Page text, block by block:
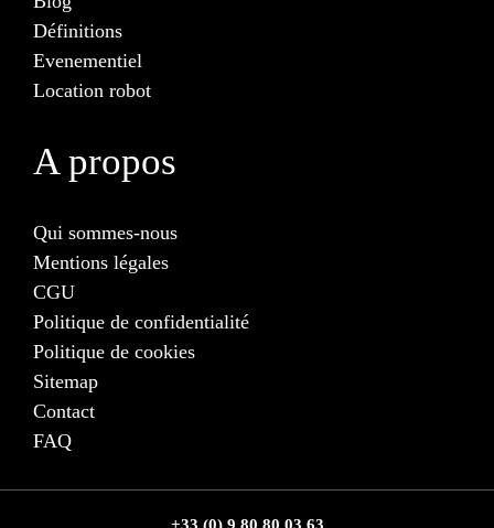
Définitions
Evenementiel
Location robot
A propos
Qui sommes-nous
Mentions légales
CGU
Politique de confidentialité
Politique de cookies
Sitemap
Contact
FAQ
+33 (0) 9 80 80 03 63